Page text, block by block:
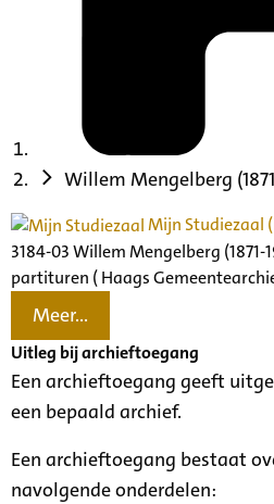
Willem Mengelberg
Mijn Studiezaal
3184-03 Willem Mengelberg (1871-
partituren ( Haags
Meer...
Uitleg bij archieftoegang
Een archieftoegang geeft
een bepaald archief.
Een archieftoegang bestaat
navolgende onderdelen: